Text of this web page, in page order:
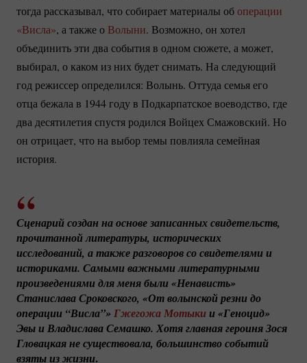
тогда рассказывал, что собирает материалы обоперации
«Висла», а также о Волыни. Возможно, он хотел
объединить эти два события в одном сюжете, а может,
выбирал, о каком из них будет снимать. На следующий
год режиссер определился: Волынь. Оттуда семья его
отца бежала в 1944 году в Подкарпатское воеводство, где
два десятилетия спустя родился Войцех Смажовский. Но
он отрицает, что на выбор темы повлияла семейная
история.
Сценарий создан на основе записанных свидетельств,
прочитанной литературы, исторических
исследований, а также разговоров со свидетелями и
историками. Самыми важными литературными
произведениями для меня были «Ненависть»
Станислава Сроковского, «От волынской резни до
операции “Висла”» Гжегожа Мотыки и «Геноцид»
Эвы и Владислава Семашко. Хотя главная героиня Зося
Гловацкая не существовала, большинство событий
взяты из жизни.